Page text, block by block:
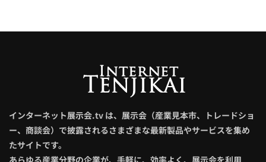
インターネット展示会.tv は、展示会（産業見本市、トレードショ
ー、商談会）で披露されるさまざまな最新製品やサービスを集め
たサイトです。
あらゆる産業分野の企業が、手軽に、効率よく、展示会を利用